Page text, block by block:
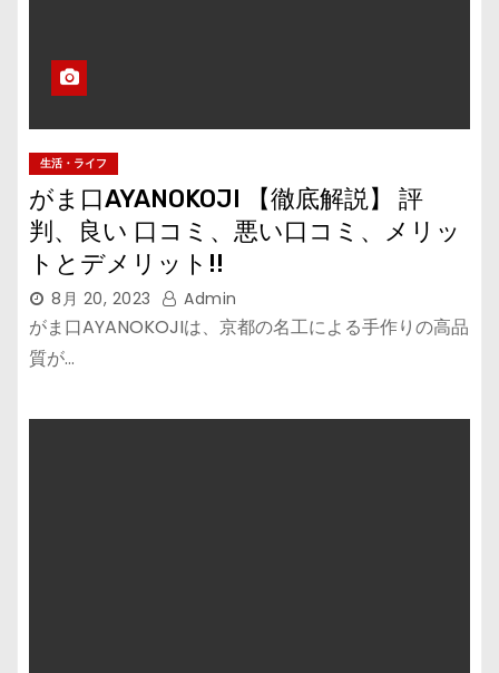
生活・ライフ
がま口AYANOKOJI 【徹底解説】 評
判、良い 口コミ、悪い口コミ、メリッ
トとデメリット!!
8月 20, 2023 Admin
がま口AYANOKOJIは、京都の名工による手作りの高品
質が…